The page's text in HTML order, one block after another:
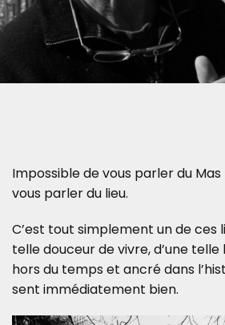
Impossible de vous parler du Mas
vous parler du lieu.
C’est tout simplement un de ces
telle douceur de vivre, d’une
hors du temps et ancré dans
sent immédiatement bien.